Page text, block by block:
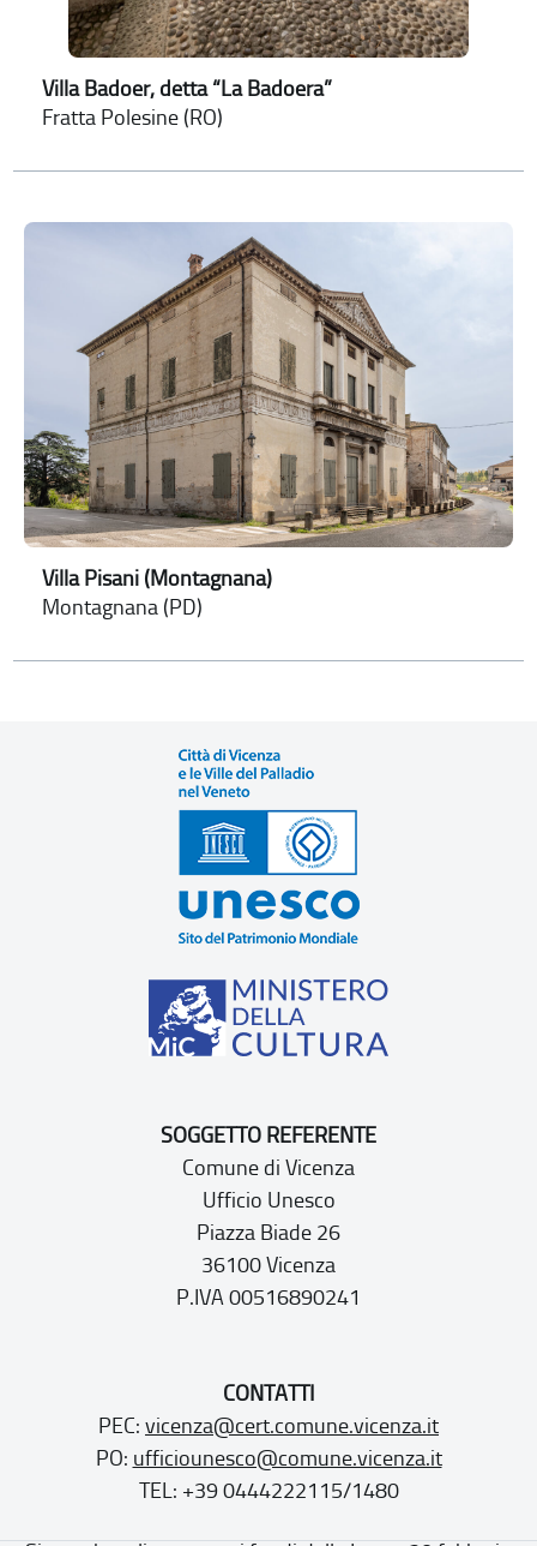
Villa Badoer, detta “La Badoera”
Fratta Polesine (RO)
Villa Pisani (Montagnana)
Montagnana (PD)
SOGGETTO REFERENTE
Comune di Vicenza
Ufficio Unesco
Piazza Biade 26
36100 Vicenza
P.IVA 00516890241
CONTATTI
PEC: vicenza@cert.comune.vicenza.it
PO: ufficiounesco@comune.vicenza.it
TEL: +39 0444222115/1480